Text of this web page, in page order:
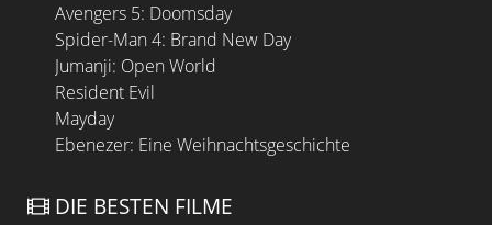
Avengers 5: Doomsday
Spider-Man 4: Brand New Day
Jumanji: Open World
Resident Evil
Mayday
Ebenezer: Eine Weihnachtsgeschichte
DIE BESTEN FILME